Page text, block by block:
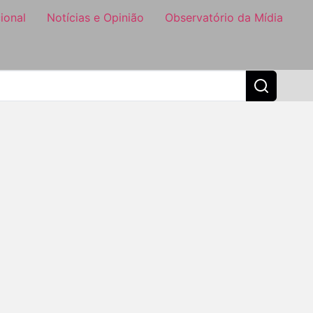
Notícias e Opinião Observatório da Mídia